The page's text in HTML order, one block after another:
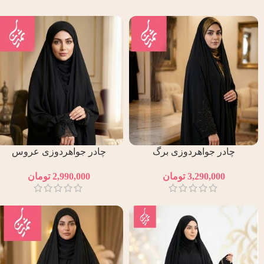
چادر جواهردوزی برگ
3,290,000 تومان
چادر جواهردوزی عروس
2,990,000 تومان